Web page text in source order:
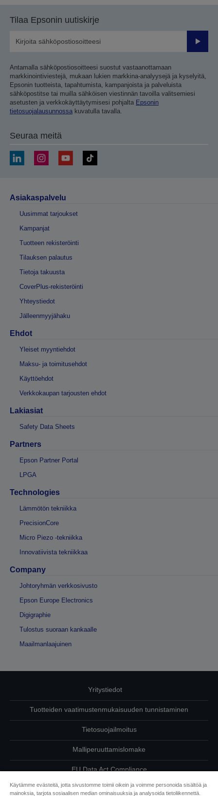
Tilaa Epsonin uutiskirje
Lähetä
Antamalla sähköpostiosoitteesi suostut vastaanottamaan
markkinointiviestejä, mukaan lukien markkina-analyysejä ja kyselyitä,
Epsonin tuotteista, tapahtumista, kampanjoista ja palveluista
sähköpostitse tai muilla sähköisen viestinnän tavoilla valitsemiesi
asetusten ja verkkokäyttäytymisesi pohjalta Epsonin
tietosuojalausunnossa kuvatulla tavalla.
Seuraa meitä
Asiakaspalvelu
Uusimmat tarjoukset
Kampanjat
Tuotteen rekisteröinti
Tilauksen palautus
Tietoja takuusta
CoverPlus-rekisteröinti
Yhteystiedot
Jälleenmyyjähaku
Ehdot
Yleiset myyntiehdot
Maksu- ja toimitusehdot
Käyttöehdot
Verkkokaupan tarjousten ehdot
Lakiasiat
Safety Data Sheets
Partners
Epson Partner Portal
LPGA
Technologies
Lämmötön tekniikka
PrecisionCore
Micro Piezo -tekniikka
Innovatiivista tekniikkaa
Company
Johtoryhmän verkkosivusto
Epson Europe Electronics
Digigraphie
Tulostus suoraan kankaalle
Maailmanlaajuinen
Yritystiedot
Tuotteiden vaatimustenmukaisuuden tunnistaminen
Tietosuojailmoitus
Malliperuuttamislomake
EU Data Act Compliance
Ota meihin yhteyttä omista tiedoistasi
Käytämme evästeitä, jotta sivustomme toimii oikein ja voimme personoida sisältöä ja
mainoksia, tarjota sosiaalisen median ominaisuuksia ja analysoida tietoliikennettä.